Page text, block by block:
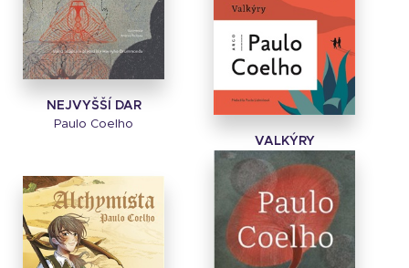
NEJVYŠŠÍ DAR
Paulo Coelho
VALKÝRY
Paulo Coelho